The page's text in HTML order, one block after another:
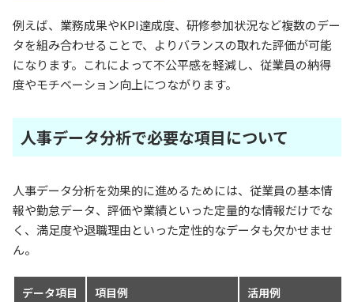
例えば、業務成果やKPI達成度、研修参加状況など複数のデー
タを組み合わせることで、よりバランスの取れた評価が可能
になります。これによって不公平感を軽減し、従業員の納得
度やモチベーション向上につながります。
人事データ分析で必要な項目について
人事データ分析を効果的に進めるためには、従業員の基本情
報や勤怠データ、評価や業績といった定量的な情報だけでな
く、満足度や退職理由といった定性的なデータも欠かせませ
ん。
データ項目 項目例 活用例